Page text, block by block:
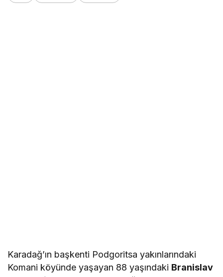
Karadağ’ın başkenti Podgoritsa yakınlarındaki
Komani köyünde yaşayan 88 yaşındaki Branislav